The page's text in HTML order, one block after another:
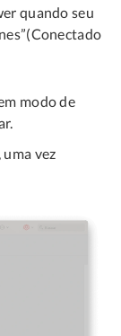
quando seu
modo de
vez